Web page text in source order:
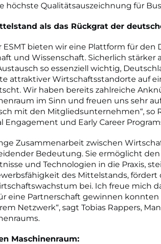
höchste Qualitätsauszeichnung für
als das Rückgrat der
ESMT bieten wir eine Plattform für den
und Wissenschaft. Sicherlich stärker
so essenziell wichtig,
attraktiver Wirtschaftsstandorte auf
Wir haben bereits zahlreiche
im Sinn und freuen uns sehr
mit den Mitgliedsunternehmen“, so
Engagement und Early Career
Zusammenarbeit zwischen
Bedeutung. Sie ermöglicht
und Technologien in die Praxis,
des Mittelstands,
bei. Ich freue mich
eine Partnerschaft gewinnen
Netzwerk“, sagt Tobias Rappers,
Maschinenraum: